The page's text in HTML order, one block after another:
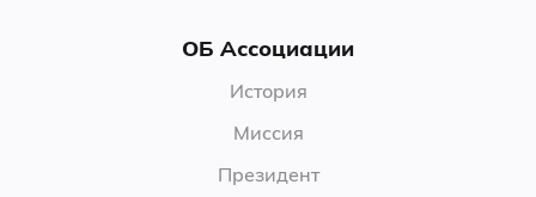
ОБ Ассоциации
История
Миссия
Президент